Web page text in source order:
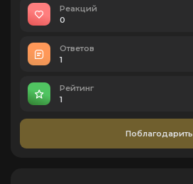
Реакций
0
Ответов
1
Рейтинг
1
Поблагодарить